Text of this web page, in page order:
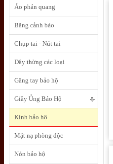
Áo phản quang
Băng cảnh báo
Chụp tai - Nút tai
Dây thừng các loại
Găng tay bảo hộ
Giầy Ủng Bảo Hộ
Kính bảo hộ
Mặt nạ phòng độc
Nón bảo hộ